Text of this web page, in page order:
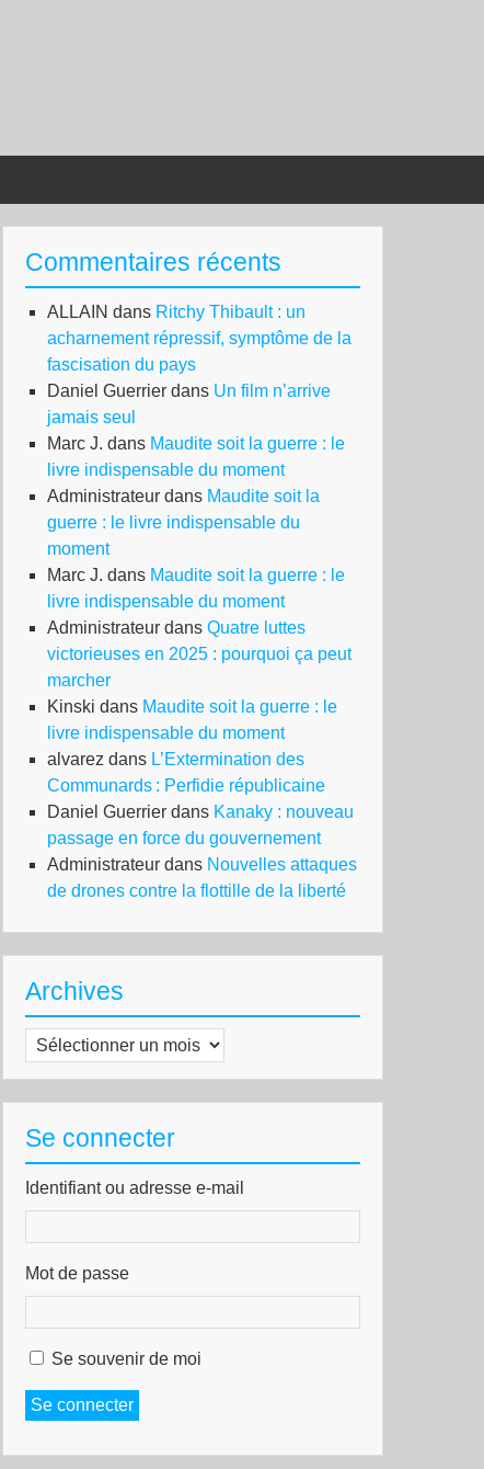
Commentaires récents
ALLAIN dans Ritchy Thibault : un
acharnement répressif, symptôme de la
fascisation du pays
Daniel Guerrier dans Un film n’arrive
jamais seul
Marc J. dans Maudite soit la guerre : le
livre indispensable du moment
Administrateur dans Maudite soit la
guerre : le livre indispensable du
moment
Marc J. dans Maudite soit la guerre : le
livre indispensable du moment
Administrateur dans Quatre luttes
victorieuses en 2025 : pourquoi ça peut
marcher
Kinski dans Maudite soit la guerre : le
livre indispensable du moment
alvarez dans L’Extermination des
Communards : Perfidie républicaine
Daniel Guerrier dans Kanaky : nouveau
passage en force du gouvernement
Administrateur dans Nouvelles attaques
de drones contre la flottille de la liberté
Archives
Archives
Se connecter
Identifiant ou adresse e-mail
Mot de passe
Se souvenir de moi
Se connecter